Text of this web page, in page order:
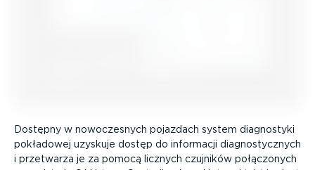
Dostępny w nowocze­snych pojazdach system diagnostyki
pokładowej uzyskuje dostęp do informacji diagno­stycznych
i przetwarza je za pomocą licznych czujników połączonych